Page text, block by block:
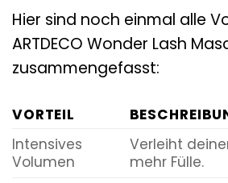
Hier sind noch einmal alle
ARTDECO Wonder Lash
zusammengefasst:
VORTEIL
Intensives
Volumen
Verleiht
mehr Fülle.